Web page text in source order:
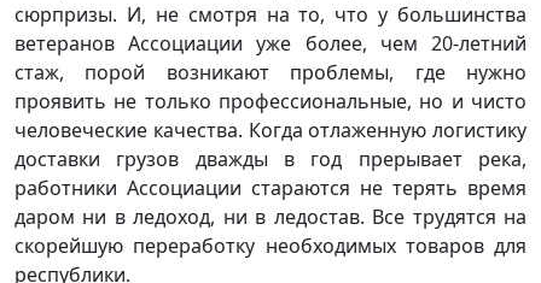
сюрпризы. И, не смотря на то, что у большинства
ветеранов Ассоциации уже более, чем 20-летний
стаж, порой возникают проблемы, где нужно
проявить не только профессиональные, но и чисто
человеческие качества. Когда отлаженную логистику
доставки грузов дважды в год прерывает река,
работники Ассоциации стараются не терять время
даром ни в ледоход, ни в ледостав. Все трудятся на
скорейшую переработку необходимых товаров для
республики.